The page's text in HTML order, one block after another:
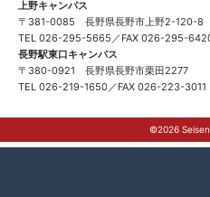
清泉女学院大学 清泉女学院短期大学
上野キャンパス
〒381-0085 長野県長野市上野2-120-8
TEL 026-295-5665 ／FAX 026-295-
長野駅東口キャンパス
〒380-0921 長野県長野市栗田2277
TEL 026-219-1650／FAX 026-223-3011
©2026